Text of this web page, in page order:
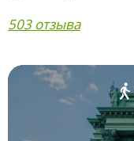
503 отзыва